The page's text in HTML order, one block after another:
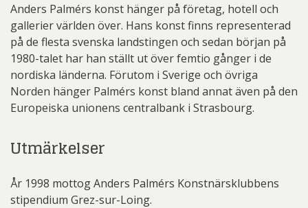
Anders Palmérs konst hänger på företag, hotell och
gallerier världen över. Hans konst finns representerad
på de flesta svenska landstingen och sedan början på
1980-talet har han ställt ut över femtio gånger i de
nordiska länderna. Förutom i Sverige och övriga
Norden hänger Palmérs konst bland annat även på den
Europeiska unionens centralbank i Strasbourg.
Utmärkelser
År 1998 mottog Anders Palmérs Konstnärsklubbens
stipendium Grez-sur-Loing.